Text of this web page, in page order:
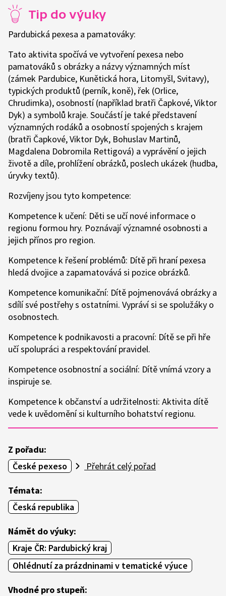
Tip do výuky
Pardubická pexesa a pamatováky:
Tato aktivita spočívá ve vytvoření pexesa nebo
pamatováků s obrázky a názvy významných míst
(zámek Pardubice, Kunětická hora, Litomyšl, Svitavy),
typických produktů (perník, koně), řek (Orlice,
Chrudimka), osobností (například bratři Čapkové, Viktor
Dyk) a symbolů kraje. Součástí je také představení
významných rodáků a osobností spojených s krajem
(bratři Čapkové, Viktor Dyk, Bohuslav Martinů,
Magdalena Dobromila Rettigová) a vyprávění o jejich
životě a díle, prohlížení obrázků, poslech ukázek (hudba,
úryvky textů).
Rozvíjeny jsou tyto kompetence:
Kompetence k učení: Děti se učí nové informace o
regionu formou hry. Poznávají významné osobnosti a
jejich přínos pro region.
Kompetence k řešení problémů: Dítě při hraní pexesa
hledá dvojice a zapamatovává si pozice obrázků.
Kompetence komunikační: Dítě pojmenovává obrázky a
sdílí své postřehy s ostatními. Vypráví si se spolužáky o
osobnostech.
Kompetence k podnikavosti a pracovní: Dítě se při hře
učí spolupráci a respektování pravidel.
Kompetence osobnostní a sociální: Dítě vnímá vzory a
inspiruje se.
Kompetence k občanství a udržitelnosti: Aktivita dítě
vede k uvědomění si kulturního bohatství regionu.
Z pořadu:
České pexeso
Přehrát celý pořad
Témata:
Česká republika
Námět do výuky:
Kraje ČR: Pardubický kraj
Ohlédnutí za prázdninami v tematické výuce
Vhodné pro stupeň: